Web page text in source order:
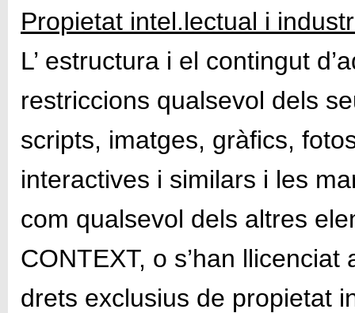
Propietat intel.lectual i
L’ estructura i el contingut
restriccions qualsevol dels
scripts, imatges, gràfics,
interactives i similars i les
com qualsevol dels altres
CONTEXT, o s’han
drets exclusius de propietat